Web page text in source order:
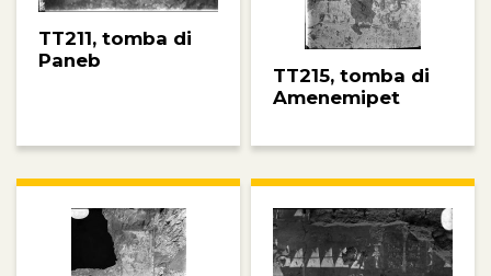
TT211, tomba di
Paneb
TT215, tomba di
Amenemipet